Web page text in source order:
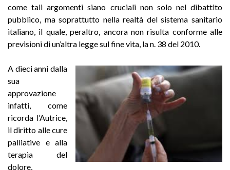
come tali argomenti siano cruciali non solo nel dibattito
pubblico, ma soprattutto nella realtà del sistema sanitario
italiano, il quale, peraltro, ancora non risulta conforme alle
previsioni di un’altra legge sul fine vita, la n. 38 del 2010.
A dieci anni dalla
sua
approvazione
infatti, come
ricorda l’Autrice,
il diritto alle cure
palliative e alla
terapia del
dolore,